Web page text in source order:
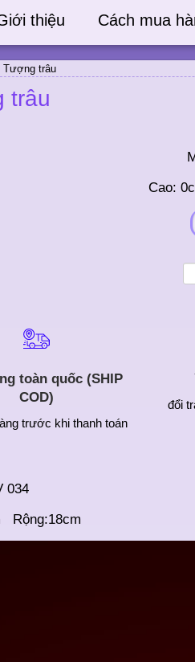
thiệu Cách mua
Tượng trâu
trâu
Cao:
toàn quốc (SHIP
COD)
trước khi thanh toán
đổi
034
Rộng:18cm